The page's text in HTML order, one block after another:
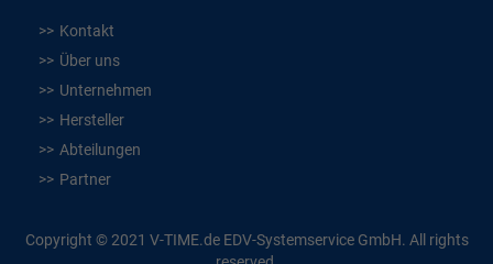
Kontakt
Über uns
Unternehmen
Hersteller
Abteilungen
Partner
Copyright © 2021 V-TIME.de EDV-Systemservice GmbH. All rights